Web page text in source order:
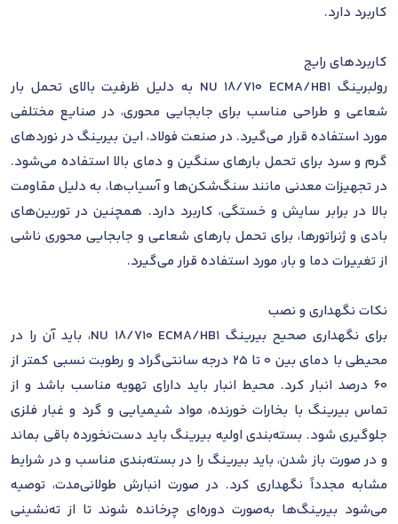
کاربرد دارد.
کاربردهای رایج
رولبرینگ NU 18/710 ECMA/HB1 به دلیل ظرفیت بالای تحمل بار
شعاعی و طراحی مناسب برای جابجایی محوری، در صنایع مختلفی
مورد استفاده قرار می‌گیرد. در صنعت فولاد، این بیرینگ در نوردهای
گرم و سرد برای تحمل بارهای سنگین و دمای بالا استفاده می‌شود.
در تجهیزات معدنی مانند سنگ‌شکن‌ها و آسیاب‌ها، به دلیل مقاومت
بالا در برابر سایش و خستگی، کاربرد دارد. همچنین در توربین‌های
بادی و ژنراتورها، برای تحمل بارهای شعاعی و جابجایی محوری ناشی
از تغییرات دما و بار، مورد استفاده قرار می‌گیرد.
نکات نگهداری و نصب
برای نگهداری صحیح بیرینگ NU 18/710 ECMA/HB1، باید آن را در
محیطی با دمای بین 0 تا 25 درجه سانتی‌گراد و رطوبت نسبی کمتر از
60 درصد انبار کرد. محیط انبار باید دارای تهویه مناسب باشد و از
تماس بیرینگ با بخارات خورنده، مواد شیمیایی و گرد و غبار فلزی
جلوگیری شود. بسته‌بندی اولیه بیرینگ باید دست‌نخورده باقی بماند
و در صورت باز شدن، باید بیرینگ را در بسته‌بندی مناسب و در شرایط
مشابه مجدداً نگهداری کرد. در صورت انبارش طولانی‌مدت، توصیه
می‌شود بیرینگ‌ها به‌صورت دوره‌ای چرخانده شوند تا از ته‌نشینی